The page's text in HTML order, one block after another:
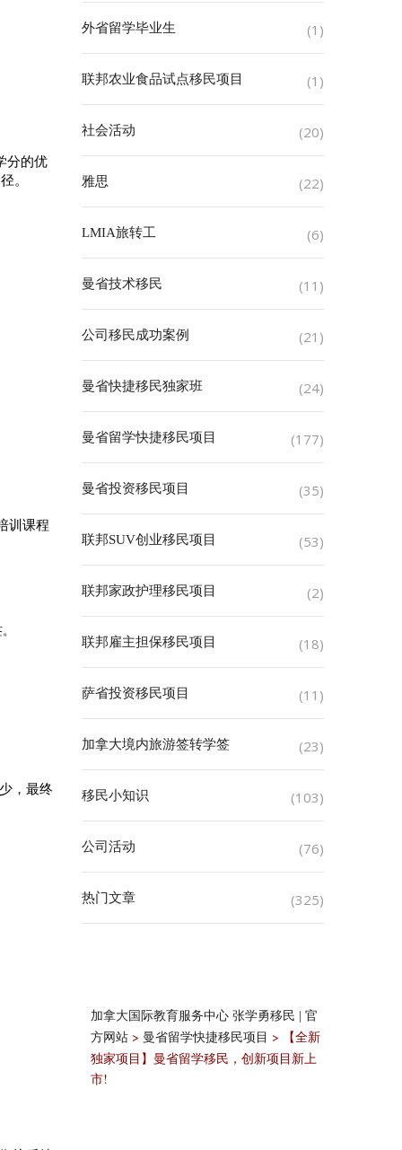
分的优
。
训课程
，最终
外省留学毕业生 (1)
联邦农业食品试点移民项目 (1)
社会活动 (20)
雅思 (22)
LMIA旅转工 (6)
曼省技术移民 (11)
公司移民成功案例 (21)
曼省快捷移民独家班 (24)
曼省留学快捷移民项目 (177)
曼省投资移民项目 (35)
联邦SUV创业移民项目 (53)
联邦家政护理移民项目 (2)
联邦雇主担保移民项目 (18)
萨省投资移民项目 (11)
加拿大境内旅游签转学签 (23)
移民小知识 (103)
公司活动 (76)
热门文章 (325)
加拿大国际教育服务中心 张学勇移民 | 官
方网站 > 曼省留学快捷移民项目 >
【全新
独家项目】曼省留学移民，创新项目新上
市!